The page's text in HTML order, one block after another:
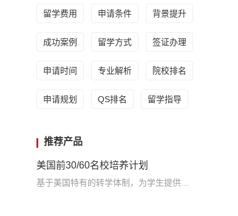
留学费用 申请条件 背景提升
成功案例 留学方式 签证办理
申请时间 专业解析 院校排名
申请规划 QS排名 留学指导
推荐产品
美国前30/60名校培养计划